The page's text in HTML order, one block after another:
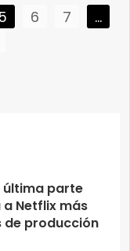
última parte
Netflix más
de producción
6 7
…